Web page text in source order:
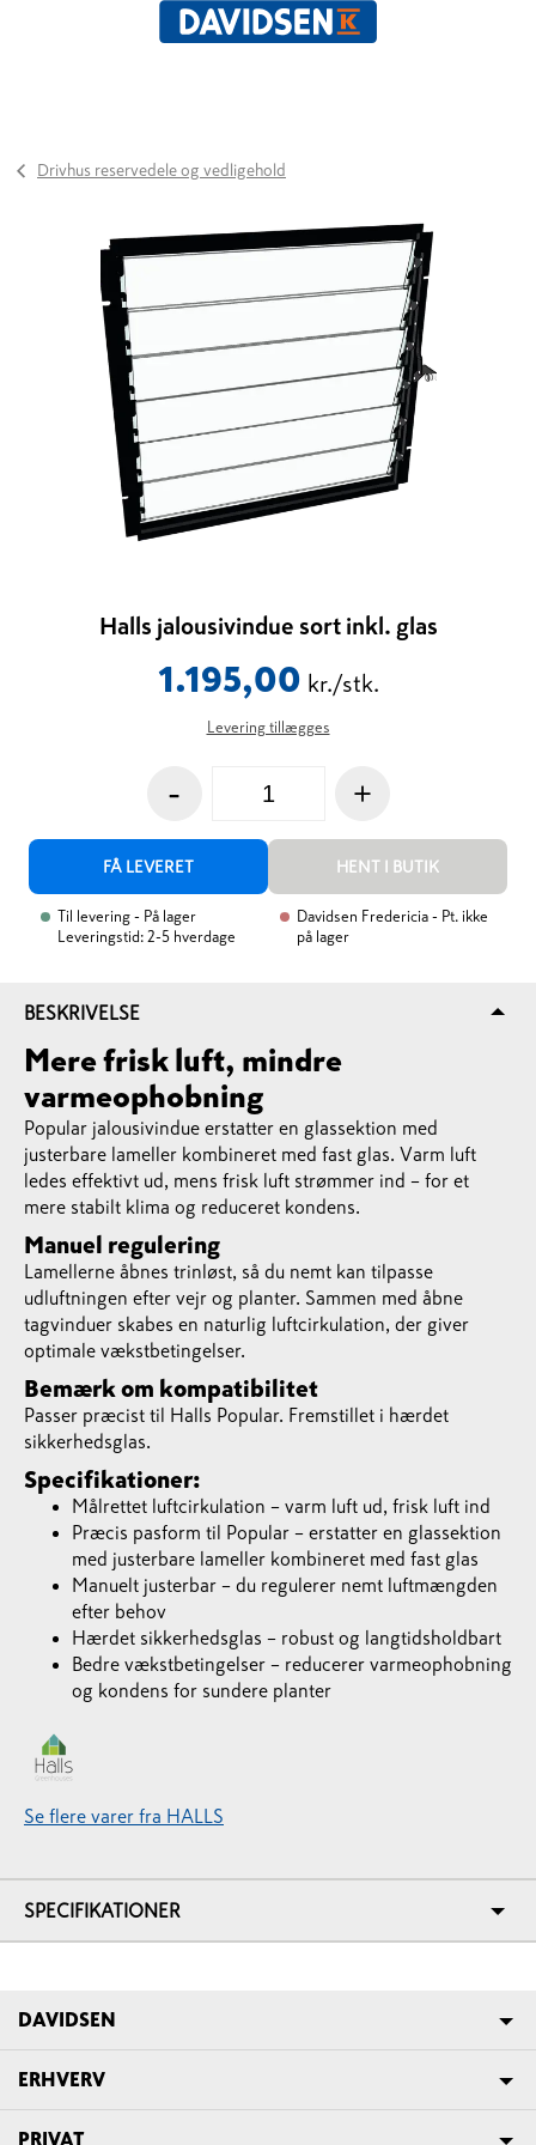
Drivhus reservedele og vedligehold
Halls jalousivindue sort inkl. glas
1.195,00 kr./stk.
Levering tillægges
- +
FÅ LEVERET HENT I BUTIK
Til levering - På lager
Leveringstid: 2-5 hverdage
Davidsen Fredericia - Pt. ikke
på lager
BESKRIVELSE
Mere frisk luft, mindre
varmeophobning
Popular jalousivindue erstatter en glassektion med
justerbare lameller kombineret med fast glas. Varm luft
ledes effektivt ud, mens frisk luft strømmer ind – for et
mere stabilt klima og reduceret kondens.
Manuel regulering
Lamellerne åbnes trinløst, så du nemt kan tilpasse
udluftningen efter vejr og planter. Sammen med åbne
tagvinduer skabes en naturlig luftcirkulation, der giver
optimale vækstbetingelser.
Bemærk om kompatibilitet
Passer præcist til Halls Popular. Fremstillet i hærdet
sikkerhedsglas.
Specifikationer:
Målrettet luftcirkulation – varm luft ud, frisk luft ind
Præcis pasform til Popular – erstatter en glassektion
med justerbare lameller kombineret med fast glas
Manuelt justerbar – du regulerer nemt luftmængden
efter behov
Hærdet sikkerhedsglas – robust og langtidsholdbart
Bedre vækstbetingelser – reducerer varmeophobning
og kondens for sundere planter
Se flere varer fra HALLS
SPECIFIKATIONER
DAVIDSEN
ERHVERV
PRIVAT